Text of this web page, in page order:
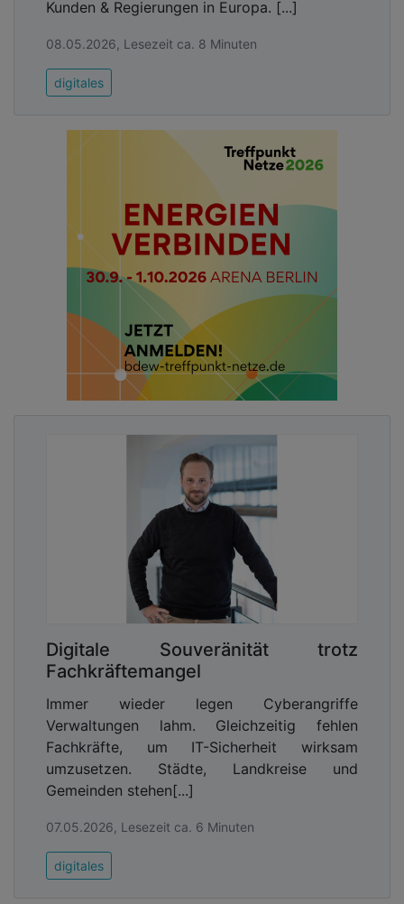
Kunden & Regierungen in Europa. [...]
08.05.2026, Lesezeit ca. 8 Minuten
digitales
Digitale Souveränität trotz
Fachkräftemangel
Immer wieder legen Cyberangriffe
Verwaltungen lahm. Gleichzeitig fehlen
Fachkräfte, um IT-Sicherheit wirksam
umzusetzen. Städte, Landkreise und
Gemeinden stehen[...]
07.05.2026, Lesezeit ca. 6 Minuten
digitales